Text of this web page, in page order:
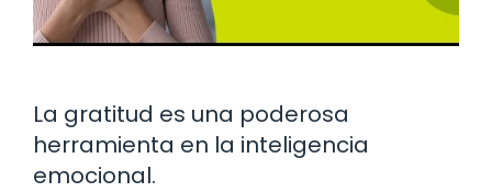
La gratitud es una poderosa
herramienta en la inteligencia
emocional.